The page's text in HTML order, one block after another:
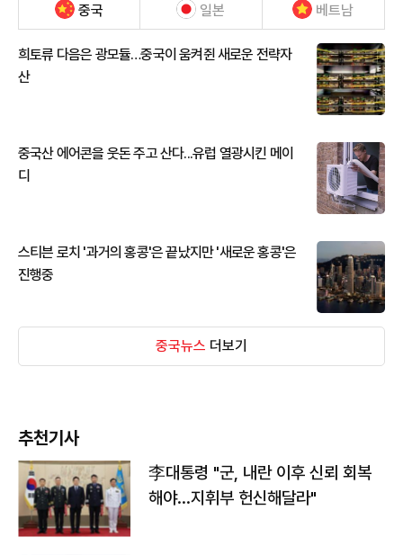
중국 일본 베트남
희토류 다음은 광모듈…중국이 움켜쥔 새로운 전략자
산
중국산 에어콘을 웃돈 주고 산다...유럽 열광시킨 메이
디
스티븐 로치 '과거의 홍콩'은 끝났지만 '새로운 홍콩'은
진행중
중국뉴스 더보기
추천기사
李대통령 "군, 내란 이후 신뢰 회복
해야…지휘부 헌신해달라"